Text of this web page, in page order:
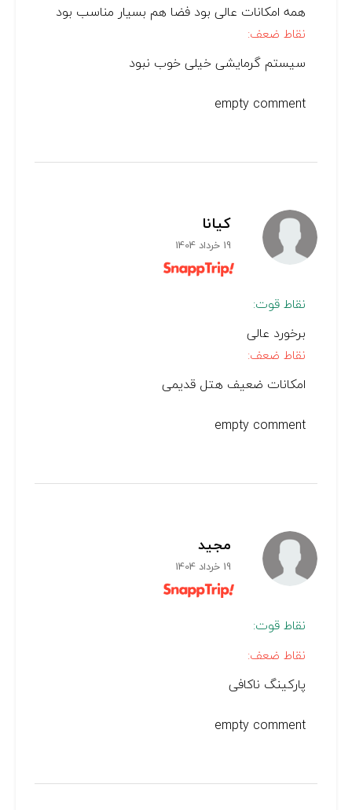
همه امکانات عالی بود فضا هم بسیار مناسب بود
نقاط ضعف:
سیستم گرمایشی خیلی خوب نبود
empty comment
کیانا
19 خرداد 1404
نقاط قوت:
برخورد عالی
نقاط ضعف:
امکانات ضعیف هتل قدیمی
empty comment
مجید
19 خرداد 1404
نقاط قوت:
نقاط ضعف:
پارکینگ ناکافی
empty comment